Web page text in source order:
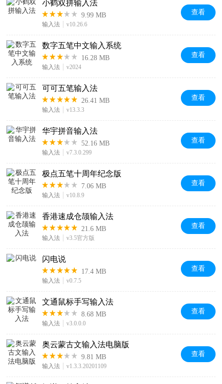
小鹤双拼输入法
9.99 MB
输入法 v10.26.6
查看
数字五笔中文输入系统
16.28 MB
输入法 v2024
查看
可可五笔输入法
26.41 MB
输入法 v13.3.3
查看
华宇拼音输入法
52.16 MB
输入法 v7.3.0.299
查看
极点五笔十周年纪念版
7.06 MB
输入法 v10.8.9
查看
香港速成仓颉输入法
21.6 MB
输入法 v3.5官方版
查看
闪电说
17.4 MB
输入法 v0.7.5
查看
文通鼠标手写输入法
8.68 MB
输入法 v3.0.0.0
查看
奥云蒙古文输入法电脑版
9.81 MB
输入法 v1.3.3.20201109
查看